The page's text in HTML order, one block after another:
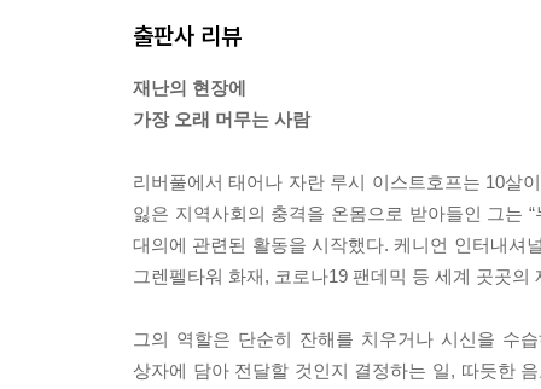
출판사 리뷰
재난의 현장에
가장 오래 머무는 사람
리버풀에서 태어나 자란 루시 이스트호프는 10살
잃은 지역사회의 충격을 온몸으로 받아들인 그는
대의에 관련된 활동을 시작했다. 케니언 인터내셔
그렌펠타워 화재, 코로나19 팬데믹 등 세계 곳곳의
그의 역할은 단순히 잔해를 치우거나 시신을 수
상자에 담아 전달할 것인지 결정하는 일, 따듯한